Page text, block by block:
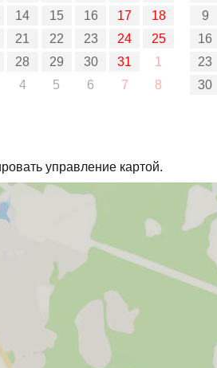
14 15 16 17
18
21 22 23 24
25
28 29 30 31
1
4 5 6 7 8
9
16
23
30
управление картой.